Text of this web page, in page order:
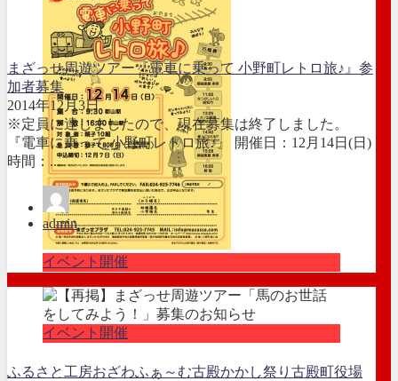
イベント開催
まざっせ周遊ツアー『電車に乗って 小野町レトロ旅♪』参
加者募集
2014年12月3日
※定員に達しましたので、現在募集は終了しました。
『電車に乗って 小野町レトロ旅♪』 開催日：12月14日(日)
時間：...
admin
イベント開催
ふるさと工房おざわふぁ～む古殿かかし祭り 古殿町役場